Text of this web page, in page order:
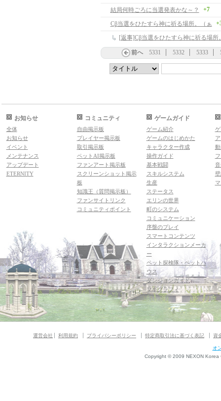
結局何時ごろに当選発表かな～？
+7
Cβ当選をひたすら神に祈る場所。（ぁ
[返事]Cβ当選をひたすら神に祈る場所
前へ 5331 5332 5333
お知らせ
全体
お知らせ
イベント
メンテナンス
アップデート
ETERNITY
コミュニティ
自由掲示板
プレイヤー掲示板
取引掲示板
ペットAI掲示板
ファンアート掲示板
スクリーンショット掲示
板
知識王（質問掲示板）
ファンサイトリンク
コミュニティポイント
ゲームガイド
ゲーム紹介
ゲームのはじめかた
キャラクター作成
操作ガイド
基本戦闘
スキルシステム
生産
ステータス
エリンの世界
町のシステム
コミュニケーション
序盤のプレイ
スマートコンテンツ
インタラクションメーカ
ー
ペット探検隊・ペットハ
ウス
ダンジョンガイド
マギグラフィ
運営会社 利用規約 プライバシーポリシー 特定商取引法に基づく表記 資
オ
Copyright © 2009 NEXON Korea